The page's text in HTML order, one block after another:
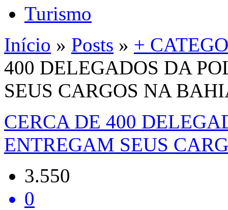
Turismo
Início » Posts » +
400 DELEGADOS DA
SEUS CARGOS NA
CERCA DE 400
ENTREGAM SEUS
3.550
0